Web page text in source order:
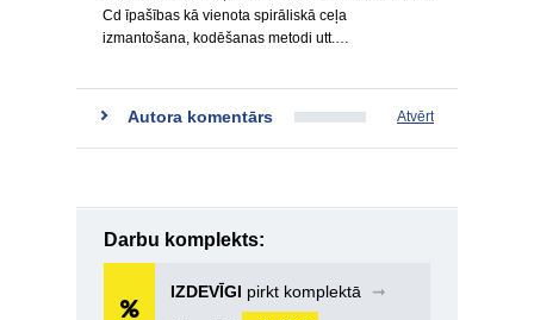
Cd īpašības kā vienota spirāliskā ceļa
izmantošana, kodēšanas metodi utt.…
Autora komentārs Atvērt
Darbu komplekts:
IZDEVĪGI pirkt komplektā
➞